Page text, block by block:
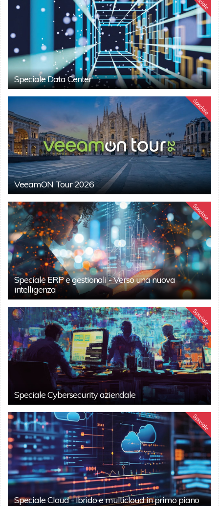
Speciale Data Center
Speciale
VeeamON Tour 2026
Speciale
Speciale ERP e gestionali - Verso una nuova
intelligenza
Speciale
Speciale Cybersecurity aziendale
Speciale
Speciale Cloud - Ibrido e multicloud in primo piano